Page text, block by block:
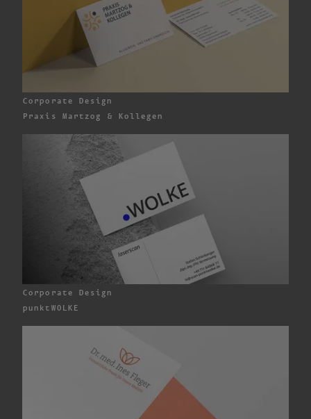
Corporate Design
Praxis Martzog & Kollegen
Corporate Design
punktWOLKE